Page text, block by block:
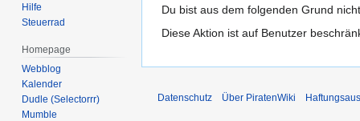
Zur
Navigation
Zur
Suche
Du bist aus dem folgenden Grund
Diese Aktion ist auf Benutzer
Hilfe
Steuerrad
Homepage
Webblog
Kalender
Dudle (Selectorrr)
Mumble
Datenschutz Über PiratenWiki